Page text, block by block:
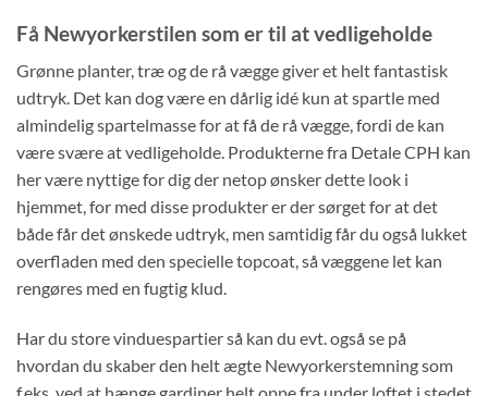
Få Newyorkerstilen som er til at vedligeholde
Grønne planter, træ og de rå vægge giver et helt fantastisk
udtryk. Det kan dog være en dårlig idé kun at spartle med
almindelig spartelmasse for at få de rå vægge, fordi de kan
være svære at vedligeholde. Produkterne fra Detale CPH kan
her være nyttige for dig der netop ønsker dette look i
hjemmet, for med disse produkter er der sørget for at det
både får det ønskede udtryk, men samtidig får du også lukket
overfladen med den specielle topcoat, så væggene let kan
rengøres med en fugtig klud.
Har du store vinduespartier så kan du evt. også se på
hvordan du skaber den helt ægte Newyorkerstemning som